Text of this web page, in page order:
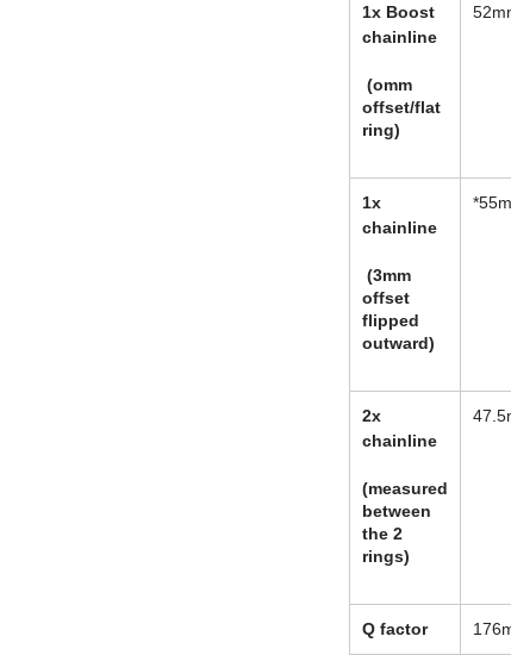
1x Boost
chainline
(omm
offset/flat
ring)
1x
chainline
(3mm
offset
flipped
outward)
2x
chainline
(measured
between
the 2
rings)
Q factor